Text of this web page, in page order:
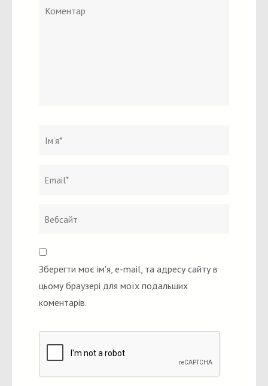
Коментар
Зберегти моє ім'я, e-mail, та адресу сайту в
цьому браузері для моїх подальших
коментарів.